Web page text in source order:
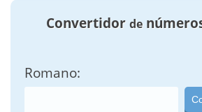
Convertidor de
Romano: